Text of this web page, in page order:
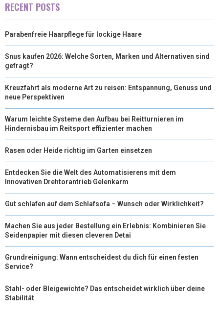
RECENT POSTS
Parabenfreie Haarpflege für lockige Haare
Snus kaufen 2026: Welche Sorten, Marken und Alternativen sind
gefragt?
Kreuzfahrt als moderne Art zu reisen: Entspannung, Genuss und
neue Perspektiven
Warum leichte Systeme den Aufbau bei Reitturnieren im
Hindernisbau im Reitsport effizienter machen
Rasen oder Heide richtig im Garten einsetzen
Entdecken Sie die Welt des Automatisierens mit dem
Innovativen Drehtorantrieb Gelenkarm
Gut schlafen auf dem Schlafsofa – Wunsch oder Wirklichkeit?
Machen Sie aus jeder Bestellung ein Erlebnis: Kombinieren Sie
Seidenpapier mit diesen cleveren Detai
Grundreinigung: Wann entscheidest du dich für einen festen
Service?
Stahl- oder Bleigewichte? Das entscheidet wirklich über deine
Stabilität